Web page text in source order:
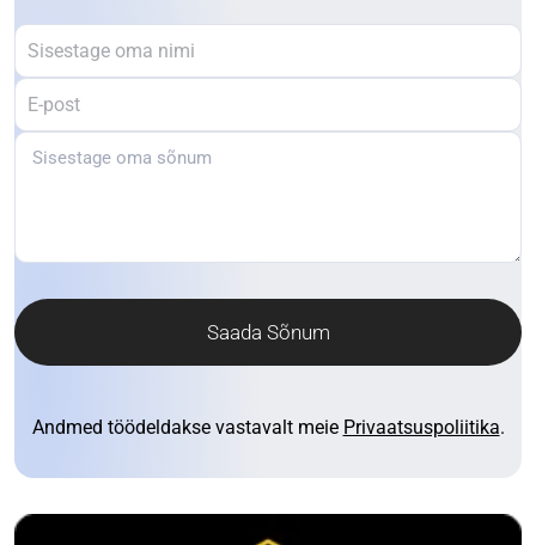
Saada Sõnum
Andmed töödeldakse vastavalt meie Privaatsuspoliitika.